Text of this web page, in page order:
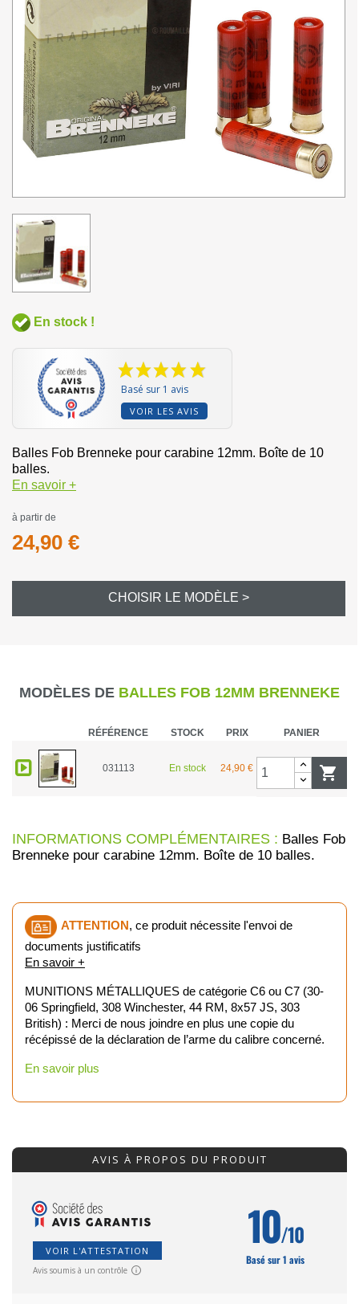
En stock !
Basé sur 1 avis
VOIR LES AVIS
Balles Fob Brenneke pour carabine 12mm. Boîte de 10
balles.
En savoir +
à partir de
24,90 €
CHOISIR LE MODÈLE >
MODÈLES DE BALLES FOB 12MM BRENNEKE
RÉFÉRENCE STOCK PRIX PANIER
031113 En stock 24,90 € 
INFORMATIONS COMPLÉMENTAIRES : Balles Fob
Brenneke pour carabine 12mm. Boîte de 10 balles.
ATTENTION, ce produit nécessite l'envoi de
documents justificatifs
En savoir +
MUNITIONS MÉTALLIQUES de catégorie C6 ou C7 (30-
06 Springfield, 308 Winchester, 44 RM, 8x57 JS, 303
British) : Merci de nous joindre en plus une copie du
récépissé de la déclaration de l’arme du calibre concerné.
En savoir plus
AVIS À PROPOS DU PRODUIT
VOIR L'ATTESTATION
Avis soumis à un contrôle
10/10
Basé sur 1 avis